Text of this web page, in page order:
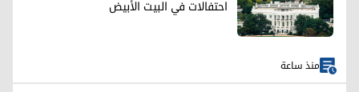
احتفالات في البيت الأبيض
منذ ساعة